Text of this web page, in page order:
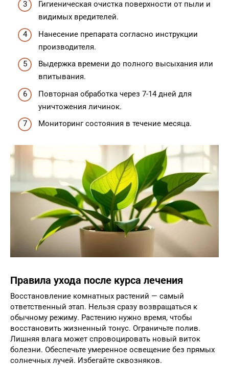
Гигиеническая очистка поверхности от пыли и
видимых вредителей.
Нанесение препарата согласно инструкции
производителя.
Выдержка времени до полного высыхания или
впитывания.
Повторная обработка через 7-14 дней для
уничтожения личинок.
Мониторинг состояния в течение месяца.
Правила ухода после курса лечения
Восстановление комнатных растений — самый
ответственный этап. Нельзя сразу возвращаться к
обычному режиму. Растению нужно время, чтобы
восстановить жизненный тонус. Ограничьте полив.
Лишняя влага может спровоцировать новый виток
болезни. Обеспечьте умеренное освещение без прямых
солнечных лучей. Избегайте сквозняков.